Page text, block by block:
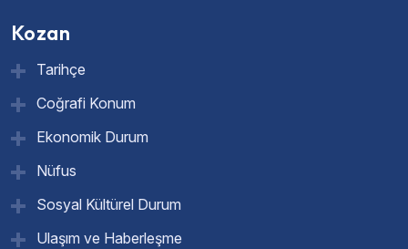
Kozan
Tarihçe
Coğrafi Konum
Ekonomik Durum
Nüfus
Sosyal Kültürel Durum
Ulaşım ve Haberleşme